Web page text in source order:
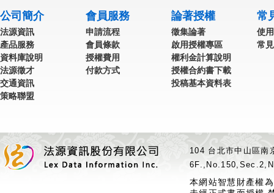
公司簡介
法源資訊
產品服務
資料庫說明
法源徵才
交通資訊
策略聯盟
會員服務
申請流程
會員條款
授權費用
付款方式
論著授權
徵集論著
啟用授權專區
權利金計算說明
授權合約書下載
投稿基本資料表
常
使
常
104 台北市中山區
本網站智慧財產權